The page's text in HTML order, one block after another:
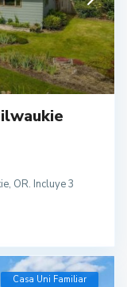
OR. Incluye 3
Casa Uni Familiar